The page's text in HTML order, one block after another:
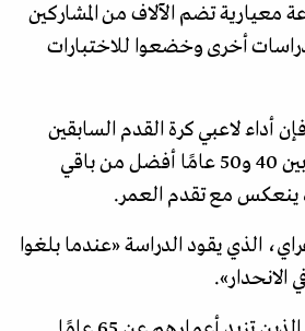
معيارية تضم الآلاف من المشاركين
أخرى وخضعوا للاختبارات
أداء لاعبي كرة القدم السابقين
الذين تتراوح أعمارهم بين 40 و50 عامًا أفضل من باقي
ينعكس مع تقدم العمر.
الذي يقود الدراسة «عندما بلغوا